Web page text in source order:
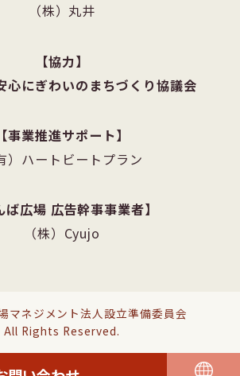
（株）丸井
協力
心にぎわいのまちづくり協議会
事業推進サポート
）ハートビートプラン
ば広場 広告幹事事業者
（株）Cyujo
マネジメント法人設立準備委員会
All Rights Reserved.